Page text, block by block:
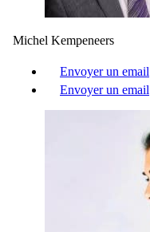
Michel Kempeneers
Envoyer un email
Envoyer un email